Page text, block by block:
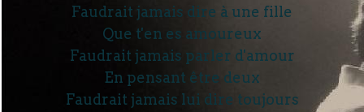
Faudrait jamais dire à une fille
Que t'en es amoureux
Faudrait jamais parler d'amour
En pensant être deux
Faudrait jamais lui dire toujours